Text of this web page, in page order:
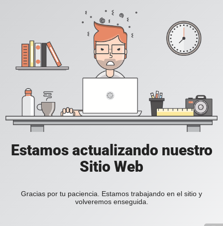
Estamos actualizando nuestro
Sitio Web
Gracias por tu paciencia. Estamos trabajando en el sitio y
volveremos enseguida.